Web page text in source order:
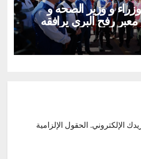
و وزير الصحه و
رفح البري يرافقه
محافظ شمال سيناء
الإلكتروني. الحقول الإلزامية